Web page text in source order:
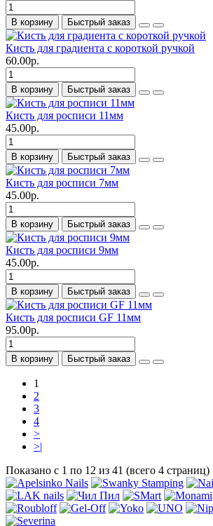
В корзину Быстрый заказ
Кисть для градиента с короткой ручкой
60.00р.
В корзину Быстрый заказ
Кисть для росписи 11мм
45.00р.
В корзину Быстрый заказ
Кисть для росписи 7мм
45.00р.
В корзину Быстрый заказ
Кисть для росписи 9мм
45.00р.
В корзину Быстрый заказ
Кисть для росписи GF 11мм
95.00р.
В корзину Быстрый заказ
1
2
3
4
>
>|
Показано с 1 по 12 из 41 (всего 4 страниц)